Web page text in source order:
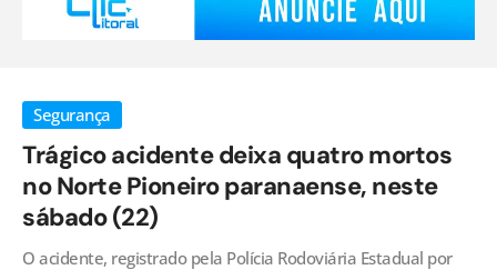
Segurança
Trágico acidente deixa quatro mortos
no Norte Pioneiro paranaense, neste
sábado (22)
O acidente, registrado pela Polícia Rodoviária Estadual por